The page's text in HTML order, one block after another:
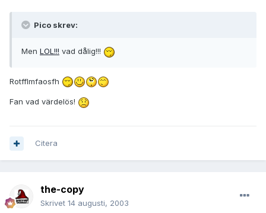
Pico skrev:
Men LOL!!! vad dålig!!!
Rotfflmfaosfh
Fan vad värdelös!
Citera
the-copy
Skrivet 14 augusti, 2003